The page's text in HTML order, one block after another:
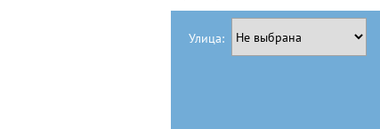
Улица: